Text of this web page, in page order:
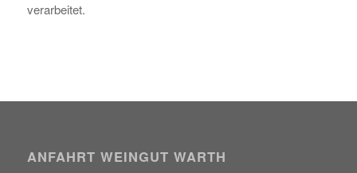
verarbeitet.
ANFAHRT WEINGUT WARTH